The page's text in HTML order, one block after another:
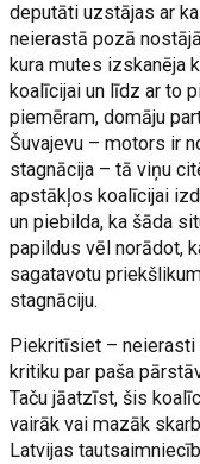
deputāti uzstājas ar
neierastā pozā
kura mutes izskanēja
koalīcijai un līdz ar to
piemēram, domāju
Šuvajevu – motors ir
stagnācija – tā viņu
apstākļos koalīcijai
un piebilda, ka šāda
papildus vēl norādot,
sagatavotu
stagnāciju.
Piekritīsiet –
kritiku par paša
Taču jāatzīst, šis
vairāk vai mazāk
Latvijas